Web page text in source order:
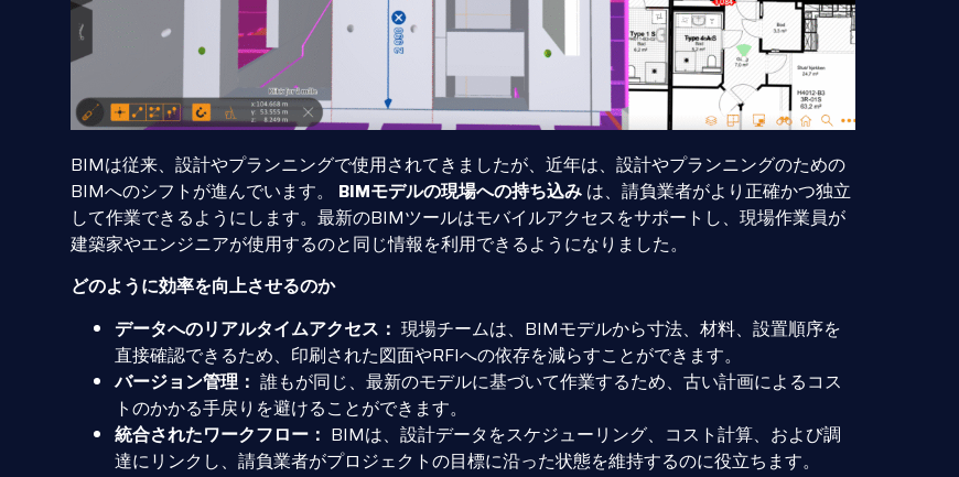
BIMは従来、設計やプランニングで使用されてきましたが、近年は、設計やプランニングのための
BIMへのシフトが進んでいます。 BIMモデルの現場への持ち込み は、請負業者がより正確かつ独立
して作業できるようにします。最新のBIMツールはモバイルアクセスをサポートし、現場作業員が
建築家やエンジニアが使用するのと同じ情報を利用できるようになりました。
どのように効率を向上させるのか
データへのリアルタイムアクセス： 現場チームは、BIMモデルから寸法、材料、設置順序を
直接確認できるため、印刷された図面やRFIへの依存を減らすことができます。
バージョン管理： 誰もが同じ、最新のモデルに基づいて作業するため、古い計画によるコス
トのかかる手戻りを避けることができます。
統合されたワークフロー： BIMは、設計データをスケジューリング、コスト計算、および調
達にリンクし、請負業者がプロジェクトの目標に沿った状態を維持するのに役立ちます。